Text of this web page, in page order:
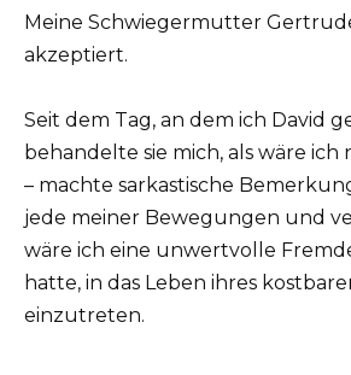
Meine Schwiegermutter
akzeptiert.
Seit dem Tag, an dem ich David
behandelte sie mich, als wäre
– machte sarkastische
jede meiner Bewegungen und
wäre ich eine unwertvolle
hatte, in das Leben ihres
einzutreten.